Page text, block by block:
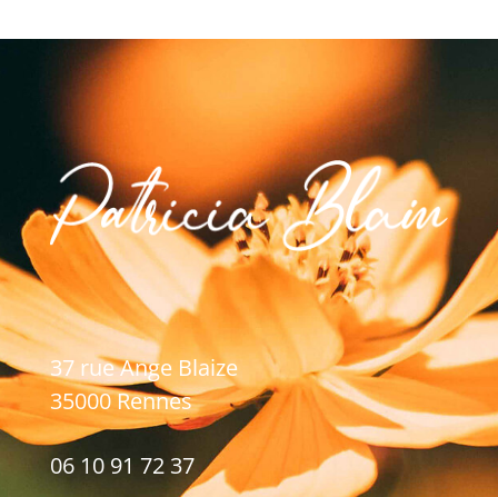
37 rue Ange Blaize
35000 Rennes
06 10 91 72 37